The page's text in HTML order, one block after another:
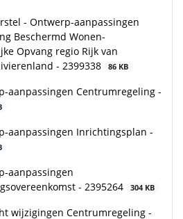
- Ontwerp-aanpassingen
Beschermd Wonen-
Opvang regio Rijk van
- 2399338
86 KB
aanpassingen Centrumregeling -
aanpassingen Inrichtingsplan -
aanpassingen
- 2395264
304 KB
wijzigingen Centrumregeling -